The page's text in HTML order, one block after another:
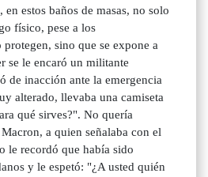
estos baños de masas, no solo
físico, pese a los
protegen, sino que se expone a
se le encaró un militante
de inacción ante la emergencia
alterado, llevaba una camiseta
qué sirves?". No quería
a quien señalaba con el
le recordó que había sido
y le espetó: "¿A usted quién